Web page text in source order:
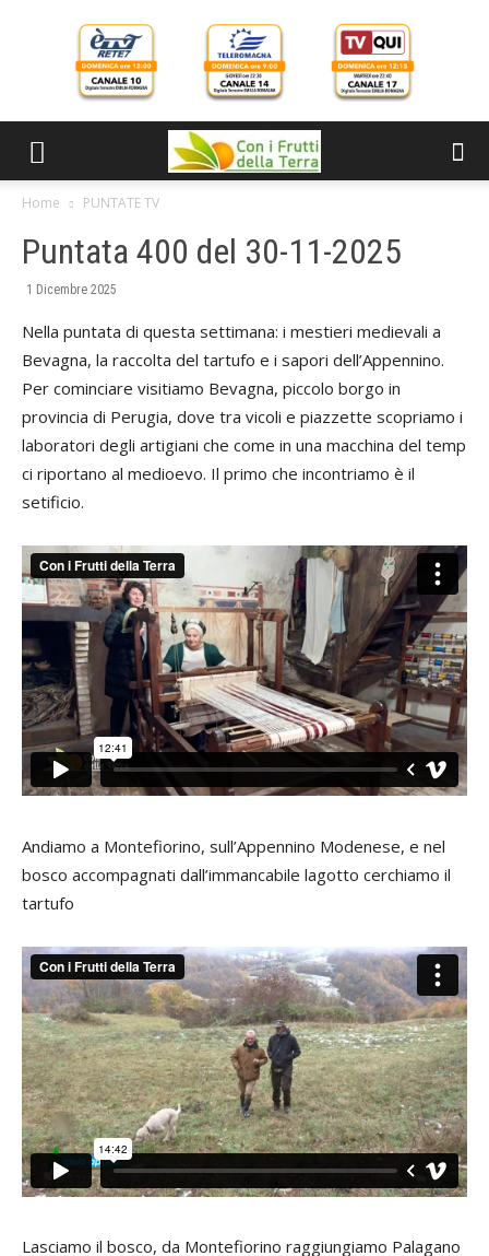
Home PUNTATE TV
Puntata 400 del 30-11-2025
1 Dicembre 2025
Nella puntata di questa settimana: i mestieri medievali a
Bevagna, la raccolta del tartufo e i sapori dell’Appennino.
Per cominciare visitiamo Bevagna, piccolo borgo in
provincia di Perugia, dove tra vicoli e piazzette scopriamo i
laboratori degli artigiani che come in una macchina del temp
ci riportano al medioevo. Il primo che incontriamo è il
setificio.
Andiamo a Montefiorino, sull’Appennino Modenese, e nel
bosco accompagnati dall’immancabile lagotto cerchiamo il
tartufo
Lasciamo il bosco, da Montefiorino raggiungiamo Palagano